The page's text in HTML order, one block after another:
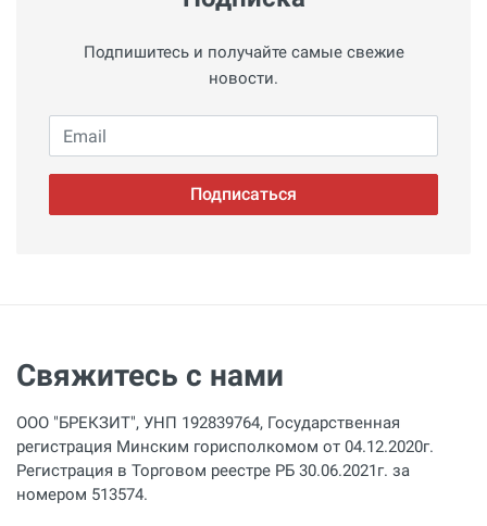
Подпишитесь и получайте самые свежие
новости.
Email
Подписаться
Свяжитесь с нами
ООО "БРЕКЗИТ", УНП 192839764, Государственная
регистрация Минским горисполкомом от 04.12.2020г.
Регистрация в Торговом реестре РБ 30.06.2021г. за
номером 513574.